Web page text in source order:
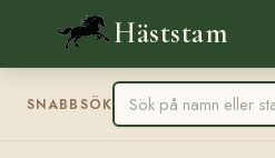
Häststam
SNABBSÖK